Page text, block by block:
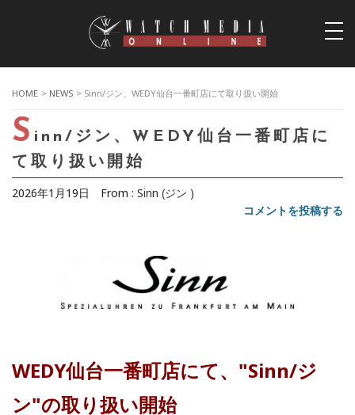
HOME > NEWS > Sinn/ジン、WEDY仙台一番町店にて取り扱い開始
S inn/ジン、WEDY仙台一番町店に
て取り扱い開始
2026年1月19日 From : Sinn (ジン )
コメントを投稿する
WEDY仙台一番町店にて、"Sinn/ジ
ン"の取り扱い開始